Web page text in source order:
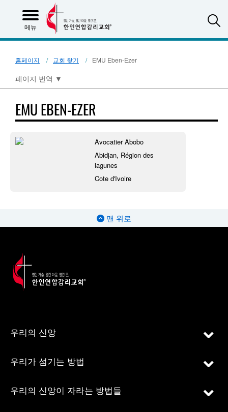
메뉴
홈페이지 교회 찾기 EMU Eben-Ezer
페이지 번역 ▼
EMU EBEN-EZER
Avocatier Abobo
Abidjan, Région des
lagunes
Cote d'Ivoire
맨 위로
우리의 신앙
우리가 섬기는 방법
우리의 신앙이 자라는 방법들